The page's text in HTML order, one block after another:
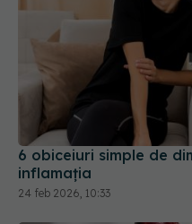
6 obiceiuri simple de
inflamația
24 feb 2026, 10:33